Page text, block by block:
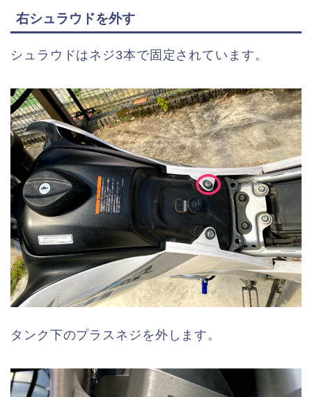
右シュラウドを外す
シュラウドはネジ3本で固定されています。
タンク下のプラスネジを外します。